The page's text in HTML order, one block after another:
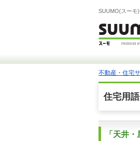
SUUMO(スーモ
不動産・住宅
住宅用
「天井